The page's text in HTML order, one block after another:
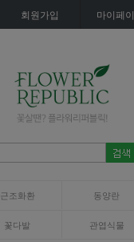
회원가입 마이페
근조화환 동양란
꽃다발 관엽식물